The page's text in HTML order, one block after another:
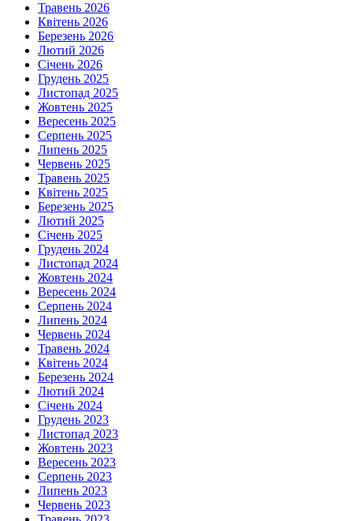
Травень 2026
Квітень 2026
Березень 2026
Лютий 2026
Січень 2026
Грудень 2025
Листопад 2025
Жовтень 2025
Вересень 2025
Серпень 2025
Липень 2025
Червень 2025
Травень 2025
Квітень 2025
Березень 2025
Лютий 2025
Січень 2025
Грудень 2024
Листопад 2024
Жовтень 2024
Вересень 2024
Серпень 2024
Липень 2024
Червень 2024
Травень 2024
Квітень 2024
Березень 2024
Лютий 2024
Січень 2024
Грудень 2023
Листопад 2023
Жовтень 2023
Вересень 2023
Серпень 2023
Липень 2023
Червень 2023